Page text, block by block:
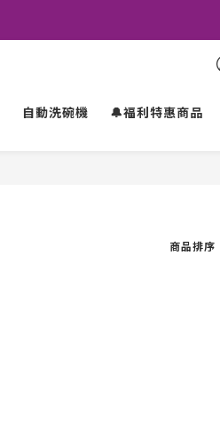
自動洗碗機 🔔福利特惠商品
商品排序